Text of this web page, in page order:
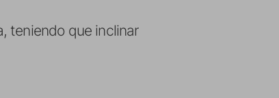
teniendo que inclinar